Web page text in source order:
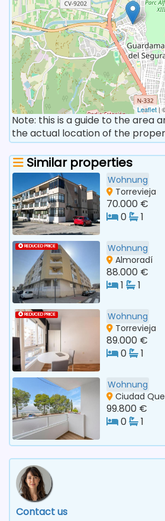
Leaflet |
Note: this is a guide to the area
the actual location of the
Similar properties
Wohnung
Torrevieja
70.000 €
0
1
REDUCED PRICE
Wohnung
Almoradí
88.000 €
1
1
REDUCED PRICE
Wohnung
Torrevieja
89.000 €
0
1
Wohnung
Ciudad
99.800 €
0
1
Contact us